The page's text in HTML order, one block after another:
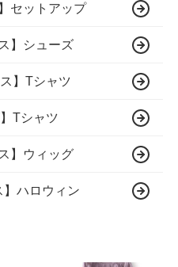
セットアップ
】シューズ
】Tシャツ
】Tシャツ
】ウィッグ
】ハロウィン